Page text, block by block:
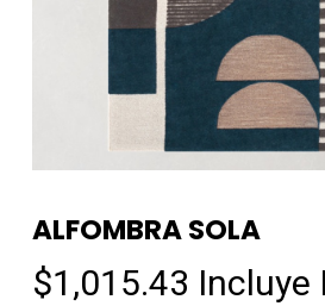
ALFOMBRA SOLA
$1,015.43 Incluye